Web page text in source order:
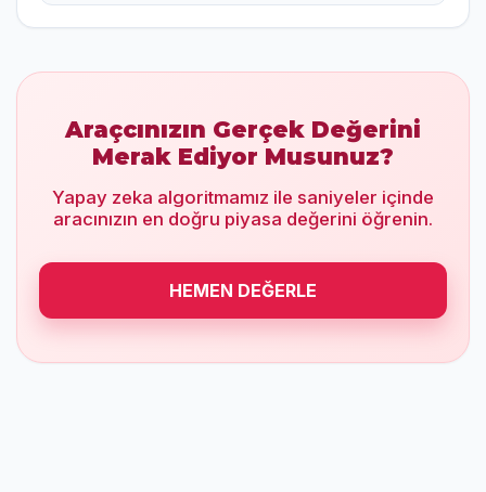
Araçcınızın Gerçek Değerini
Merak Ediyor Musunuz?
Yapay zeka algoritmamız ile saniyeler içinde
aracınızın en doğru piyasa değerini öğrenin.
HEMEN DEĞERLE